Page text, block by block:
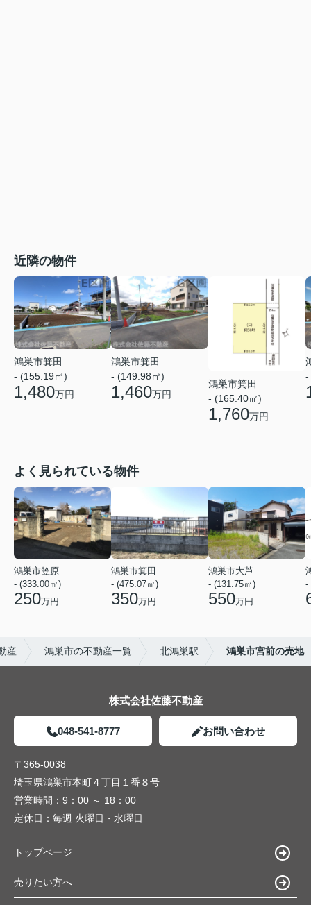
近隣の物件
鴻巣市箕田
- (155.19㎡)
1,480万円
鴻巣市箕田
- (149.98㎡)
1,460万円
鴻巣市箕田
- (165.40㎡)
1,760万円
-
よく見られている物件
鴻巣市笠原
- (333.00㎡)
250万円
鴻巣市箕田
- (475.07㎡)
350万円
鴻巣市大芦
- (131.75㎡)
550万円
-
産 鴻巣市の不動産一覧 北鴻巣駅 鴻巣市宮前の売地
株式会社佐藤不動産
048-541-8777 お問い合わせ
〒365-0038
埼玉県鴻巣市本町４丁目１番８号
営業時間： 9：00 ～ 18：00
定休日： 毎週 火曜日・水曜日
トップページ
売りたい方へ